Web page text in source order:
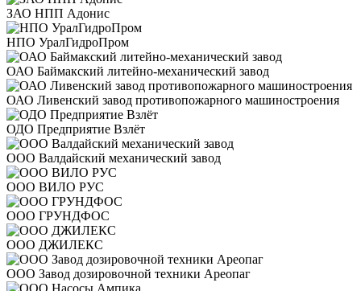
ЗАО НПП Адонис
НПО УралГидроПром
ОАО Баймакский литейно-механический завод
ОАО Ливенский завод противопожарного машиностроения
ОДО Предприятие Взлёт
ООО Валдайский механический завод
ООО ВИЛО РУС
ООО ГРУНДФОС
ООО ДЖИЛЕКС
ООО Завод дозировочной техники Ареопаг